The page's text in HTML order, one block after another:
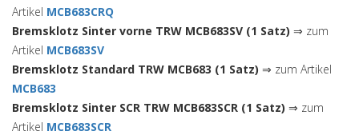
Artikel MCB683CRQ
Bremsklotz Sinter vorne TRW MCB683SV (1 Satz) ⇒ zum
Artikel MCB683SV
Bremsklotz Standard TRW MCB683 (1 Satz) ⇒ zum Artikel
MCB683
Bremsklotz Sinter SCR TRW MCB683SCR (1 Satz) ⇒ zum
Artikel MCB683SCR